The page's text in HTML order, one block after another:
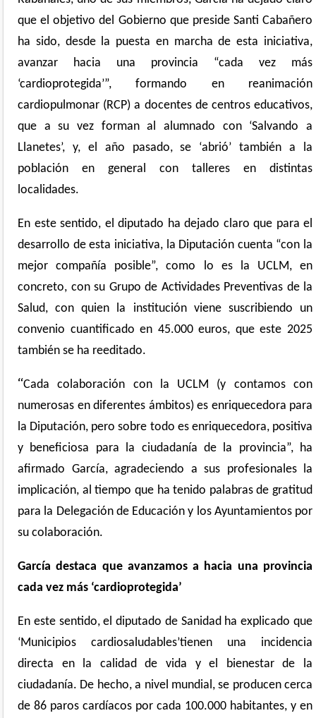
que el objetivo del Gobierno que preside Santi Cabañero
ha sido, desde la puesta en marcha de esta iniciativa,
avanzar hacia una provincia “cada vez más
‘cardioprotegida’”, formando en reanimación
cardiopulmonar (RCP) a docentes de centros educativos,
que a su vez forman al alumnado con ‘Salvando a
Llanetes’, y, el año pasado, se ‘abrió’ también a la
población en general con talleres en distintas
localidades.
En este sentido, el diputado ha dejado claro que para el
desarrollo de esta iniciativa, la Diputación cuenta “con la
mejor compañía posible”, como lo es la UCLM, en
concreto, con su Grupo de Actividades Preventivas de la
Salud, con quien la institución viene suscribiendo un
convenio cuantificado en 45.000 euros, que este 2025
también se ha reeditado.
“Cada colaboración con la UCLM (y contamos con
numerosas en diferentes ámbitos) es enriquecedora para
la Diputación, pero sobre todo es enriquecedora, positiva
y beneficiosa para la ciudadanía de la provincia”, ha
afirmado García, agradeciendo a sus profesionales la
implicación, al tiempo que ha tenido palabras de gratitud
para la Delegación de Educación y los Ayuntamientos por
su colaboración.
García destaca que avanzamos a hacia una provincia
cada vez más ‘cardioprotegida’
En este sentido,el diputado de Sanidadha explicado que
‘Municipios cardiosaludables’tienen una incidencia
directa en la calidad de vida y el bienestar de la
ciudadanía. De hecho,a nivel mundial, se producen cerca
de 86 paros cardíacos por cada 100.000 habitantes, y en